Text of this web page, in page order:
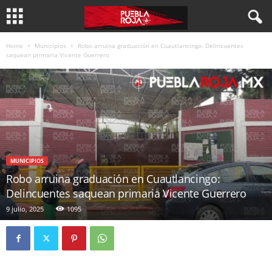
Home Municipios
Robo arruina graduación en Cuautlancingo: Delincuentes
saquean primaria Vicente Guerrero
MUNICIPIOS
Robo arruina graduación en Cuautlancingo:
Delincuentes saquean primaria Vicente Guerrero
9 julio, 2025 1095